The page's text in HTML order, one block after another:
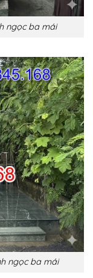
ngọc ba mái
ngọc ba mái